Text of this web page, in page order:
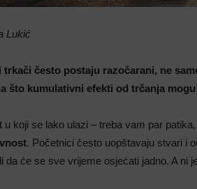
Lukić
trkači često postaju razočarani, ne
što kumulativni efekti od trčanja
u koji se lako ulazi – treba vam par
. Početnici često uopštavaju stvari i
da će se sve vrijeme osjećati jadno. A ni